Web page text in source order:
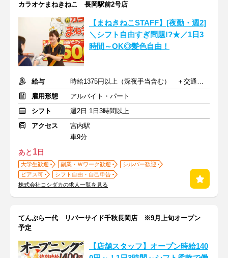
カラオケまねきねこ 長岡駅前2号店
【まねきねこSTAFF】[夜勤・週2]
＼シフト自由すぎ問題!?★／1日3
時間～OK◎髪色自由！
給与
時給1375円以上（深夜手当含む） ＋交通費支給
雇用形態
アルバイト・パート
シフト
週2日 1日3時間以上
アクセス
宮内駅
車9分
あと 1日
大学生歓迎 副業・Ｗワーク歓迎
シルバー歓迎
ピアス可
シフト自由・自己申告
株式会社コシダカの求人一覧を見る
てんぷら一代 リバーサイド千秋長岡店 ※9月上旬オープン
予定
【店舗スタッフ】オープン時給140